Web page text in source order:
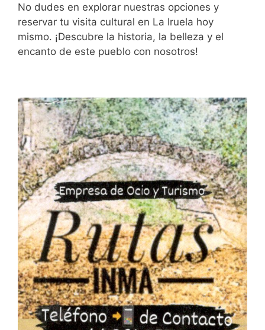
No dudes en explorar nuestras opciones y
reservar tu visita cultural en La Iruela hoy
mismo. ¡Descubre la historia, la belleza y el
encanto de este pueblo con nosotros!